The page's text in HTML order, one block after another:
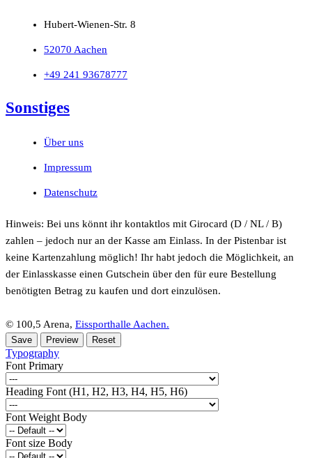
Hubert-Wienen-Str. 8
52070 Aachen
+49 241 93678777
Sonstiges
Über uns
Impressum
Datenschutz
Hinweis: Bei uns könnt ihr kontaktlos mit Girocard (D / NL / B)
zahlen – jedoch nur an der Kasse am Einlass. In der Pistenbar ist
keine Kartenzahlung möglich! Ihr habt jedoch die Möglichkeit, an
der Einlasskasse einen Gutschein über den für eure Bestellung
benötigten Betrag zu kaufen und dort einzulösen.
© 100,5 Arena, Eissporthalle Aachen.
Typography
Font Primary
Heading Font (H1, H2, H3, H4, H5, H6)
Font Weight Body
Font size Body